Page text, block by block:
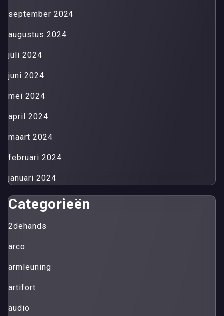
september 2024
augustus 2024
juli 2024
juni 2024
mei 2024
april 2024
maart 2024
februari 2024
januari 2024
Categorieën
2dehands
arco
armleuning
artifort
audio